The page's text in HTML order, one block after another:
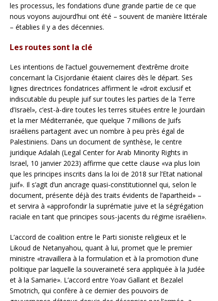
les processus, les fondations d’une grande partie de ce que
nous voyons aujourd’hui ont été – souvent de manière littérale
– établies il y a des décennies.
Les routes sont la clé
Les intentions de l’actuel gouvernement d’extrême droite
concernant la Cisjordanie étaient claires dès le départ. Ses
lignes directrices fondatrices affirment le «droit exclusif et
indiscutable du peuple juif sur toutes les parties de la Terre
d’Israël», c’est-à-dire toutes les terres situées entre le Jourdain
et la mer Méditerranée, que quelque 7 millions de Juifs
israéliens partagent avec un nombre à peu près égal de
Palestiniens. Dans un document de synthèse, le centre
juridique Adalah (Legal Center for Arab Minority Rights in
Israel, 10 janvier 2023) affirme que cette clause «va plus loin
que les principes inscrits dans la loi de 2018 sur l’Etat national
juif». Il s’agit d’un ancrage quasi-constitutionnel qui, selon le
document, présente déjà des traits évidents de l’apartheid» –
et servira à «approfondir la suprématie juive et la ségrégation
raciale en tant que principes sous-jacents du régime israélien».
L’accord de coalition entre le Parti sioniste religieux et le
Likoud de Netanyahou, quant à lui, promet que le premier
ministre «travaillera à la formulation et à la promotion d’une
politique par laquelle la souveraineté sera appliquée à la Judée
et à la Samarie». L’accord entre Yoav Gallant et Bezalel
Smotrich, qui confère à ce dernier des pouvoirs de